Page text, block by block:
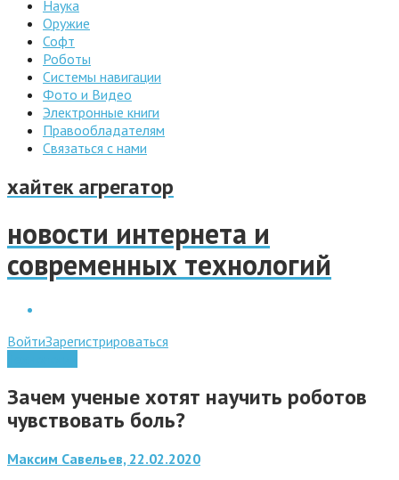
Наука
Оружие
Софт
Роботы
Системы навигации
Фото и Видео
Электронные книги
Правообладателям
Связаться с нами
хайтек агрегатор
новости интернета и
современных технологий
ВойтиЗарегистрироваться
Зачем ученые хотят научить роботов
чувствовать боль?
Максим Савельев, 22.02.2020